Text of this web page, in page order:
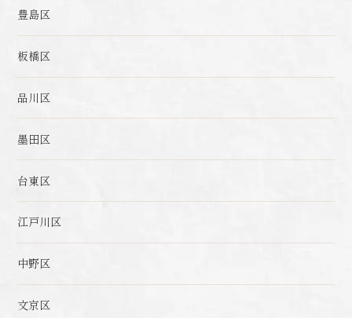
豊島区
板橋区
品川区
墨田区
台東区
江戸川区
中野区
文京区